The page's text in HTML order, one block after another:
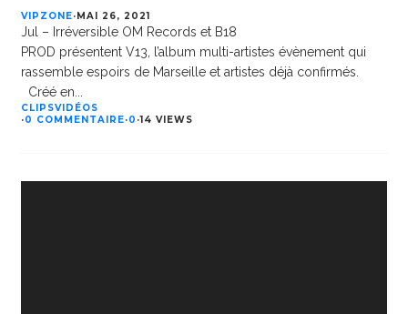
VIPZONE·MAI 26, 2021
Jul – Irréversible OM Records et B18
PROD présentent V13, l’album multi-artistes évènement qui
rassemble espoirs de Marseille et artistes déjà confirmés.
Créé en
CLIPSVIDÉOS
·0 COMMENTAIRE·0 ·14 VIEWS